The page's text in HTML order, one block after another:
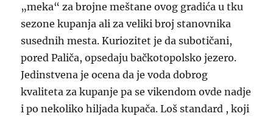
„meka“ za brojne meštane ovog gradića u tku
sezone kupanja ali za veliki broj stanovnika
susednih mesta. Kuriozitet je da subotičani,
pored Paliča, opsedaju bačkotopolsko jezero.
Jedinstvena je ocena da je voda dobrog
kvaliteta za kupanje pa se vikendom ovde nadje
i po nekoliko hiljada kupača. Loš standard , koji